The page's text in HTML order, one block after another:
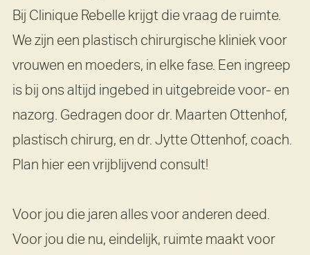
Bij Clinique Rebelle krijgt die vraag de ruimte.
We zijn een plastisch chirurgische kliniek voor
vrouwen en moeders, in elke fase. Een ingreep
is bij ons altijd ingebed in uitgebreide voor- en
nazorg. Gedragen door dr. Maarten Ottenhof,
plastisch chirurg, en dr. Jytte Ottenhof, coach.
Plan hier een vrijblijvend consult!
Voor jou die jaren alles voor anderen deed.
Voor jou die nu, eindelijk, ruimte maakt voor